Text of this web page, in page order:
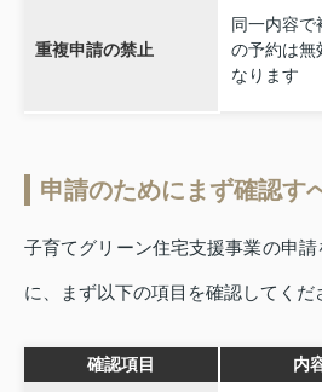
重複申請の禁止
同一内容で
の予約は無
なります
申請のためにまず確認す
子育てグリーン住宅支援事業の申
に、まず以下の項目を確認してくだ
確認項目 内